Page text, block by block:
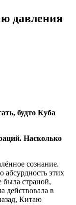
давления
будто Куба
Насколько
сознание.
этих
была страной,
действовала в
Китаю